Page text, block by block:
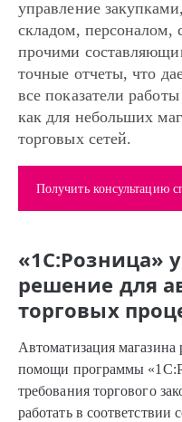
управление
складом, персоналом,
прочими
точные отчеты, что
все показатели
как для небольших
торговых сетей.
Получить консультацию
«1С:Розница»
решение для
торговых
Автоматизация
помощи программы
требования торгового
работать в соответствии